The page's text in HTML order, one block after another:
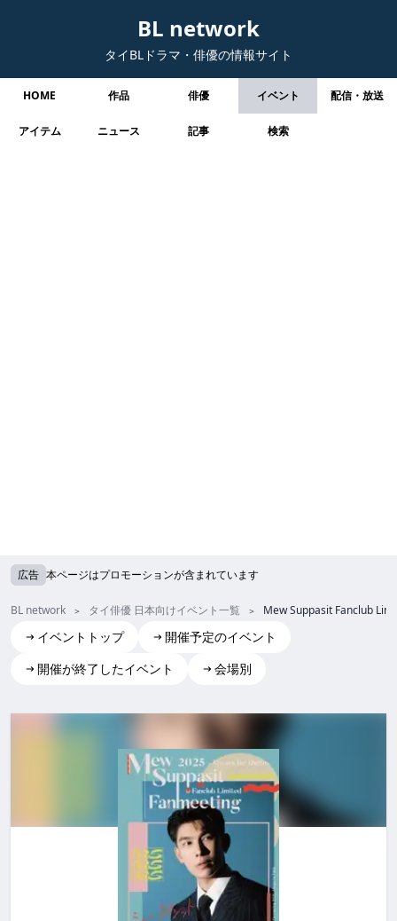
BL network
タイBLドラマ・俳優の情報サイト
HOME 作品 俳優 イベント 配信・放送
アイテム ニュース 記事 検索
広告 本ページはプロモーションが含まれています
BL network タイ俳優 日本向けイベント一覧 Mew Suppasit Fanclub
イベントトップ
開催予定のイベント
開催が終了したイベント
会場別
Mew Suppasit Fanclub Limited Fanmeeting 2025 –